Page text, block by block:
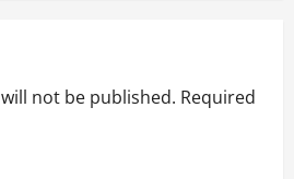
not be published. Required